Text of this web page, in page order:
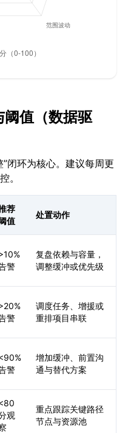
阈值（数据驱
闭环为核心。建议每周更
。
荐
值
处置动作
警
复盘依赖与容量，
调整缓冲或优先级
警
调度任务、增援或
重排项目串联
警
增加缓冲、前置沟
通与替代方案
观
重点跟踪关键路径
节点与资源池